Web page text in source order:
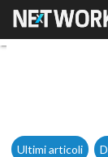
Ultimi articoli